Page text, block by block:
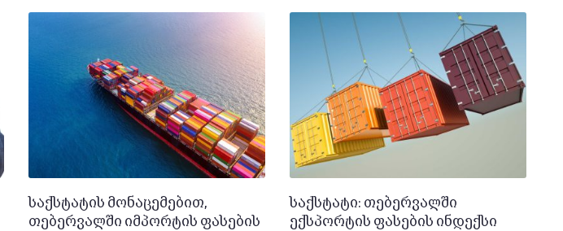
საქსტატის მონაცემებით,
თებერვალში იმპორტის ფასების
საქსტატი: თებერვალში
ექსპორტის ფასების ინდექსი